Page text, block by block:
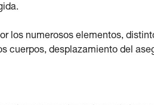
los numerosos elementos,
cuerpos, desplazamiento del